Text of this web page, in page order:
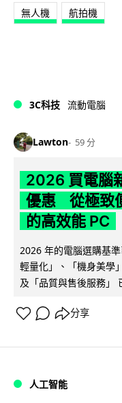
無人機 航拍機
3C科技 流動電腦
Lawton 59 分
2026 買電腦
優惠 從極致
的高效能 PC
2026 年的電腦選購基
輕量化」、「機身美學
及「品質與售後服務」
分享
人工智能